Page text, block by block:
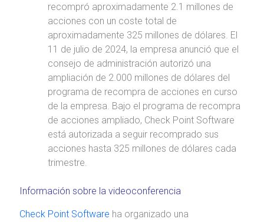
recompró aproximadamente 2.1 millones de
acciones con un coste total de
aproximadamente 325 millones de dólares. El
11 de julio de 2024, la empresa anunció que el
consejo de administración autorizó una
ampliación de 2.000 millones de dólares del
programa de recompra de acciones en curso
de la empresa. Bajo el programa de recompra
de acciones ampliado, Check Point Software
está autorizada a seguir recomprado sus
acciones hasta 325 millones de dólares cada
trimestre.
Información sobre la videoconferencia
Check Point Software ha organizado una